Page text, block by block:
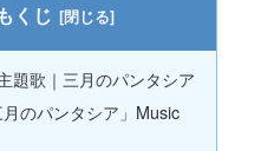
もくじ
題歌｜三月のパンタシア
のパンタシア」Music